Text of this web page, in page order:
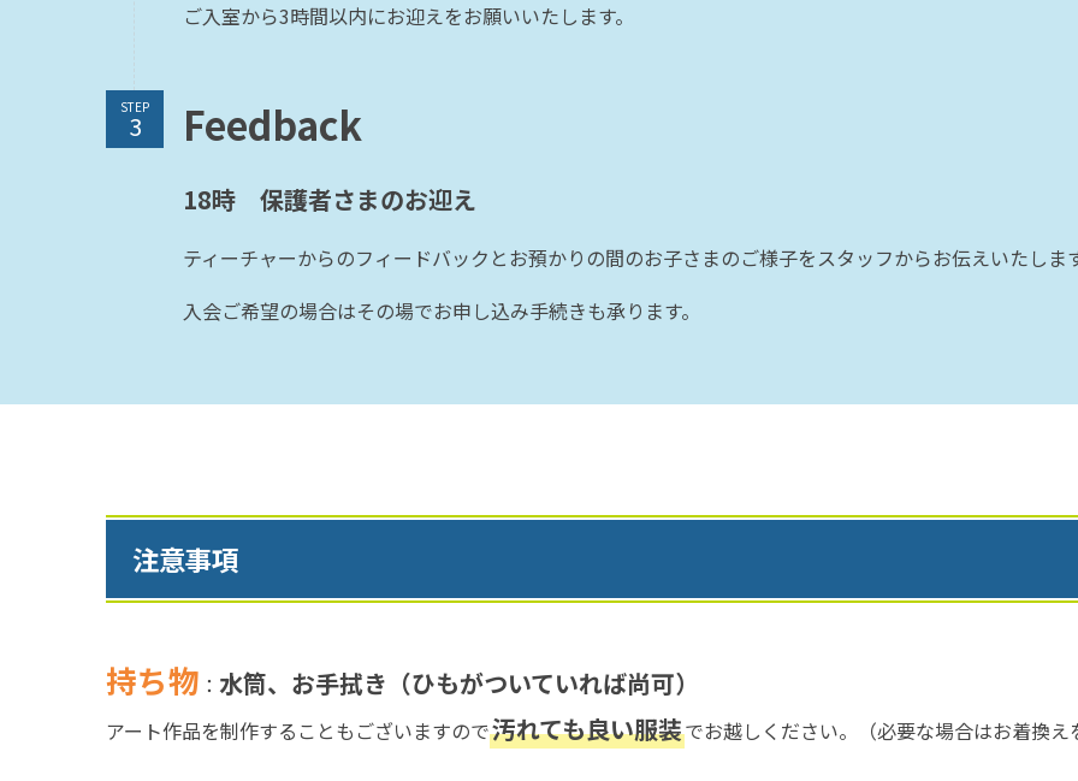
ご入室から3時間以内にお迎えをお願いいたします。
STEP Feedback
18時 保護者さまのお迎え
ティーチャーからのフィードバックとお預かりの間のお子さまのご様子をスタッフからお伝えいたしま
入会ご希望の場合はその場でお申し込み手続きも承ります。
注意事項
持ち物 ： 水筒、お手拭き（ひもがついていれば尚可）
アート作品を制作することもございますので汚れても良い服装でお越しください。（必要な場合はお着換